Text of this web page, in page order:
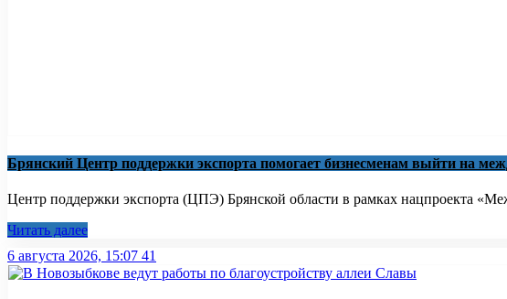
Брянский Центр поддержки экспорта помогает бизнесменам выйти на
Центр поддержки экспорта (ЦПЭ) Брянской области в рамках нацпроекта
Читать далее
6 августа 2026, 15:07 41